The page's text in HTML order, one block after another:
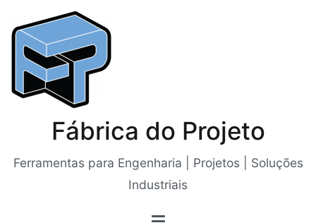
para
conteúdo
Fábrica do Projeto
Ferramentas para Engenharia | Projetos | Soluções
Industriais